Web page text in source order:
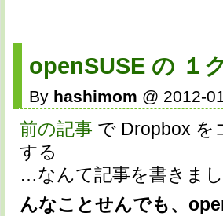
openSUSE の １
By hashimom @ 2012-
前の記事 で Dropbox を
する
…なんて記事を書きま
んなことせんでも、